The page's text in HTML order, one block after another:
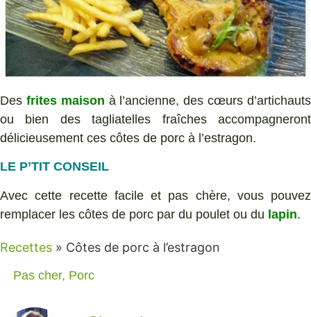
Des frites maison à l’ancienne, des cœurs d’artichauts
ou bien des tagliatelles fraîches accompagneront
délicieusement ces côtes de porc à l’estragon.
LE P’TIT CONSEIL
Avec cette recette facile et pas chère, vous pouvez
remplacer les côtes de porc par du poulet ou du lapin.
Recettes » Côtes de porc à l’estragon
Pas cher, Porc